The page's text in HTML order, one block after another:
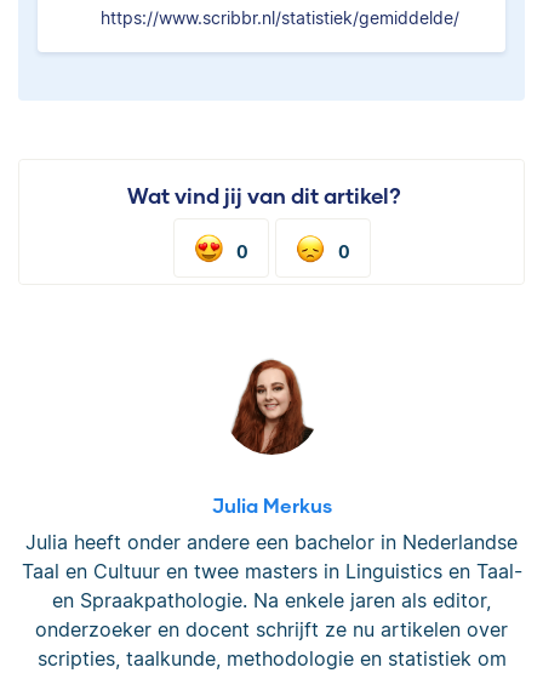
https://www.scribbr.nl/statistiek/gemiddelde/
Wat vind jij van dit artikel?
0 0
Julia Merkus
Julia heeft onder andere een bachelor in Nederlandse
Taal en Cultuur en twee masters in Linguistics en Taal-
en Spraakpathologie. Na enkele jaren als editor,
onderzoeker en docent schrijft ze nu artikelen over
scripties, taalkunde, methodologie en statistiek om